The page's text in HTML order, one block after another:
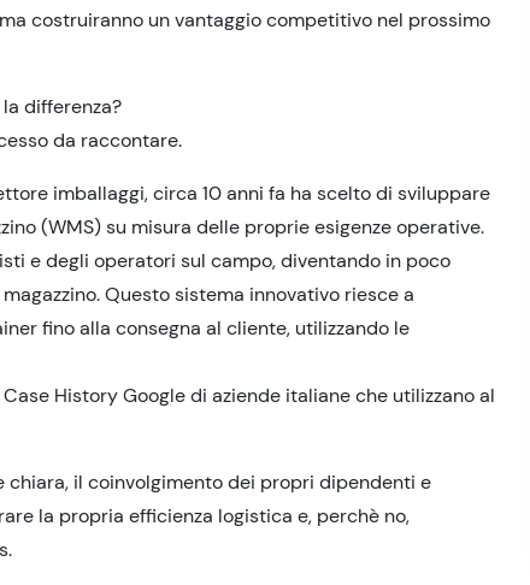
costruiranno un vantaggio competitivo nel prossimo
differenza?
da raccontare.
imballaggi, circa 10 anni fa ha scelto di sviluppare
(WMS) su misura delle proprie esigenze operative.
e degli operatori sul campo, diventando in poco
Questo sistema innovativo riesce a
fino alla consegna al cliente, utilizzando le
History Google di aziende italiane che utilizzano al
il coinvolgimento dei propri dipendenti e
la propria efficienza logistica e, perchè no,